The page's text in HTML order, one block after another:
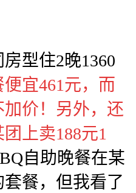
型住2晚1360
宜461元，而
加价！另外，还
上卖188元1
自助晚餐在某
餐，但我看了